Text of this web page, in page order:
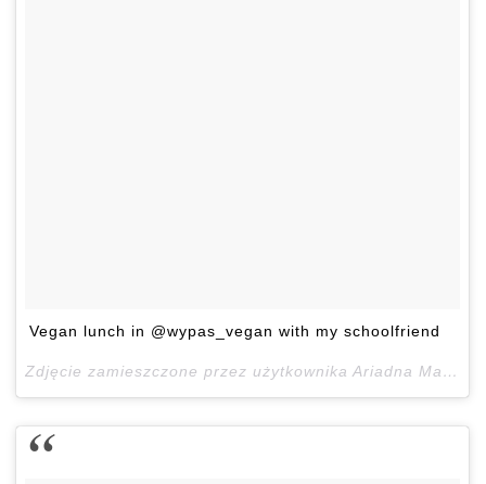
Vegan lunch in @wypas_vegan with my schoolfriend
Zdjęcie zamieszczone przez użytkownika Ariadna Majewska (@ari_maj)